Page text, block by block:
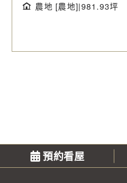
農地 [農地]|981.93坪
預約看屋